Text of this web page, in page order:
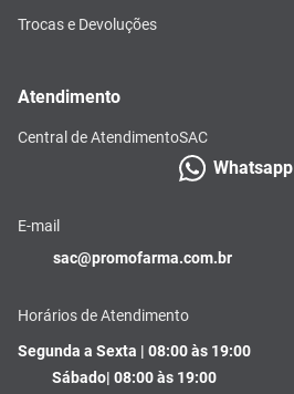
Trocas e Devoluções
Atendimento
Central de AtendimentoSAC
Whatsapp
E-mail
sac@promofarma.com.br
Horários de Atendimento
Segunda a Sexta | 08:00 às 19:00
Sábado| 08:00 às 19:00